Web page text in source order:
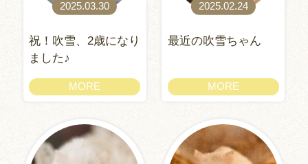
2025.03.30
祝！吹雪、2歳になり
ました♪
MORE
2025.02.24
最近の吹雪ちゃん
MORE